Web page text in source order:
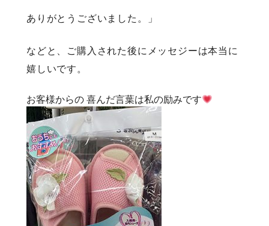
ありがとうございました。」
などと、ご購入された後にメッセジーは本当に
嬉しいです。
お客様からの 喜んだ言葉は私の励みです